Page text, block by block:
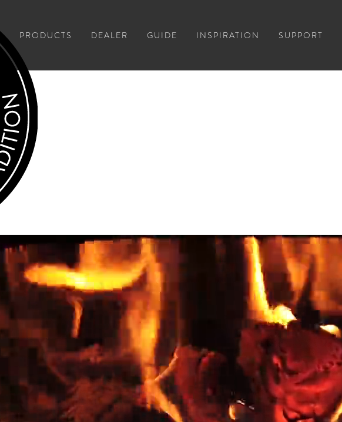
PRODUCTS DEALER GUIDE INSPIRATION SUPPORT